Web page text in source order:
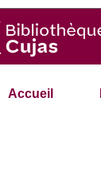
Accueil